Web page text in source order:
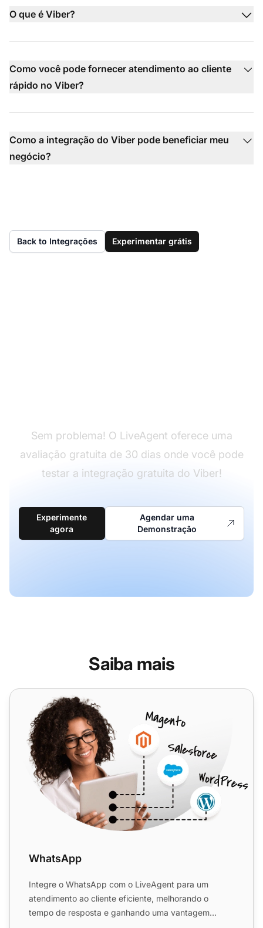
O que é Viber?
Como você pode fornecer atendimento ao cliente
rápido no Viber?
Como a integração do Viber pode beneficiar meu
negócio?
Back to Integrações Experimentar grátis
Sem problema! O LiveAgent oferece uma
avaliação gratuita de 30 dias onde você pode
testar a integração gratuita do Viber!
Experimente
agora
Agendar uma
Demonstração
Saiba mais
WhatsApp
WhatsApp
Integre o WhatsApp com o LiveAgent para um
atendimento ao cliente eficiente, melhorando o
tempo de resposta e ganhando uma vantagem